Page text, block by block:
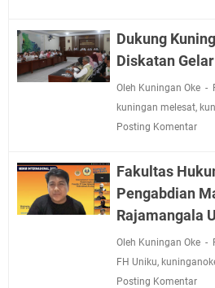
Dukung
Diskatan
Oleh Kuningan Oke
kuningan melesat,
Posting Komentar
Fakultas
Pengabdian
Rajamangala
Oleh Kuningan Oke
FH Uniku,
Posting Komentar